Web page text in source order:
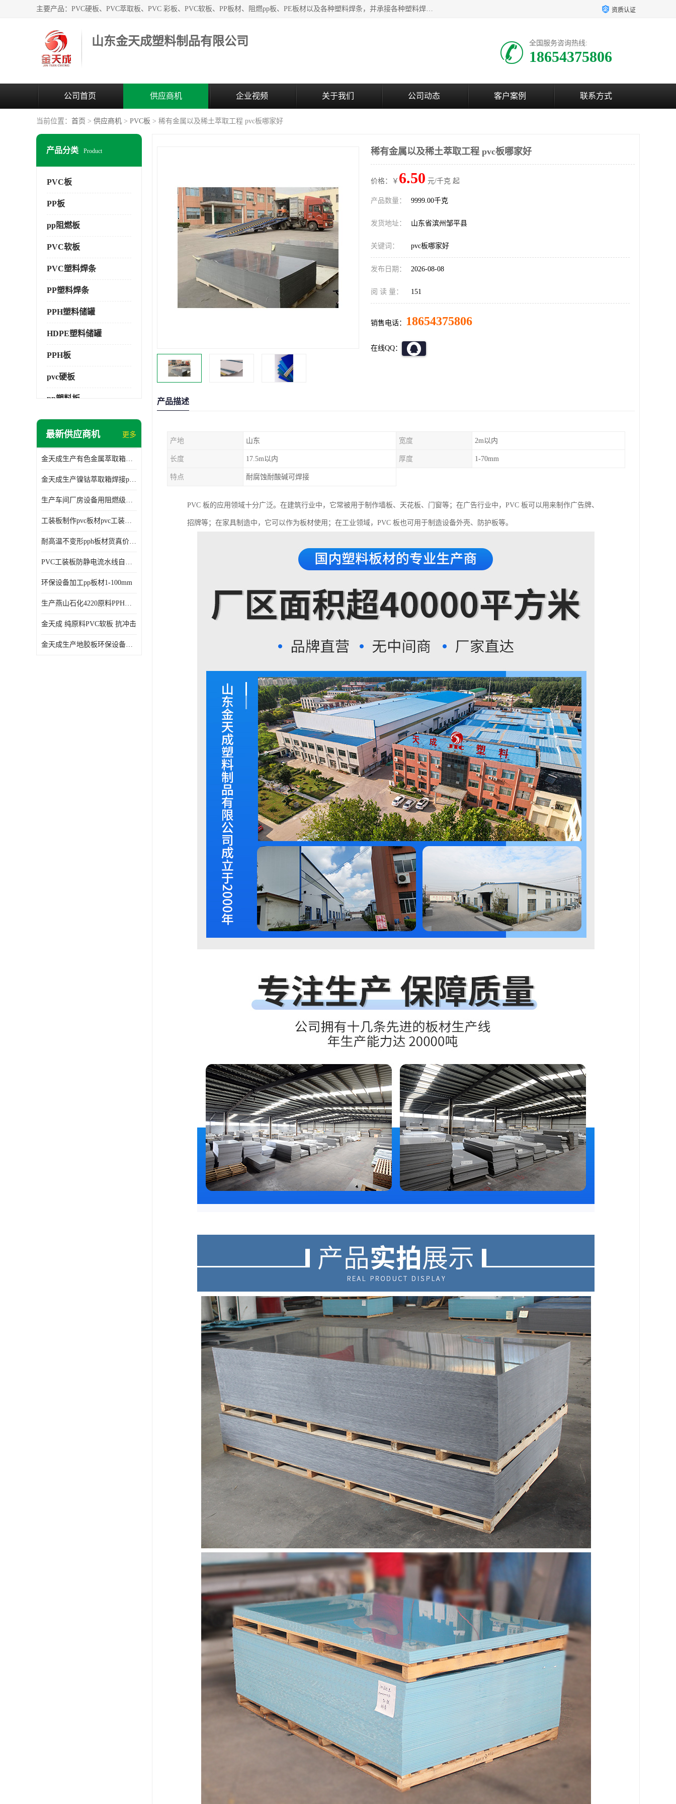
主要产品：PVC硬板、PVC萃取板、PVC 彩板、PVC软板、PP板材、阻燃pp板、PE板材以及各种塑料焊条，并承接各种塑料焊接工程，其产品广泛应用于环保设备、化工、石油、电镀、电子、建筑、食品、医药等多种行业，产品销售己覆盖全国多个省、市(直辖市)及自治区，并己经远销国外。 资质认证
山东金天成塑料制品有限公司 全国服务咨询热线:
18654375806
公司首页 供应商机 企业视频 关于我们 公司动态 客户案例 联系方式
当前位置： 首页 > 供应商机 > PVC板 > 稀有金属以及稀土萃取工程 pvc板哪家好
产品分类 Product
PVC板
PP板
pp阻燃板
PVC软板
PVC塑料焊条
PP塑料焊条
PPH塑料储罐
HDPE塑料储罐
PPH板
pvc硬板
pp塑料板
pvc萃取板
最新供应商机 更多
金天成生产有色金属萃取箱焊接pvc板
金天成生产镍钴萃取箱焊接pvc萃取板
生产车间厂房设备用阻燃级别pp硬板
工装板制作pvc板材pvc工装板材可折弯
耐高温不变形pph板材货真价值pph板材
PVC工装板防静电流水线自动化倍速线工装板
环保设备加工pp板材1-100mm
生产燕山石化4220原料PPH板材
金天成 纯原料PVC软板 抗冲击
金天成生产地胶板环保设备内衬焊接用半圆pvc软焊条
稀有金属以及稀土萃取工程 pvc板哪家好
价格：￥ 6.50 元/千克 起
产品数量： 9999.00千克
发货地址： 山东省滨州邹平县
关键词： pvc板哪家好
发布日期： 2026-08-08
阅 读 量： 151
销售电话： 18654375806
在线QQ：
产品描述
产地 山东 宽度 2m以内
长度 17.5m以内 厚度 1-70mm
特点 耐腐蚀耐酸碱可焊接
PVC 板的应用领域十分广泛。在建筑行业中，它常被用于制作墙板、天花板、门窗等；在广告行业中，PVC 板可以用来制作广告牌、
招牌等；在家具制造中，它可以作为板材使用；在工业领域，PVC 板也可用于制造设备外壳、防护板等。